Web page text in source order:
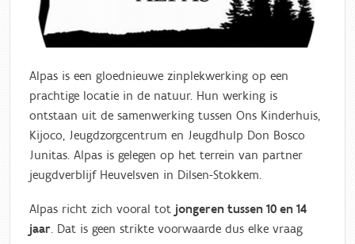
Alpas is een gloednieuwe zinplekwerking op een
prachtige locatie in de natuur. Hun werking is
ontstaan uit de samenwerking tussen Ons Kinderhuis,
Kijoco, Jeugdzorgcentrum en Jeugdhulp Don Bosco
Junitas. Alpas is gelegen op het terrein van partner
jeugdverblijf Heuvelsven in Dilsen-Stokkem.
Alpas richt zich vooral tot jongeren tussen 10 en 14
jaar. Dat is geen strikte voorwaarde dus elke vraag